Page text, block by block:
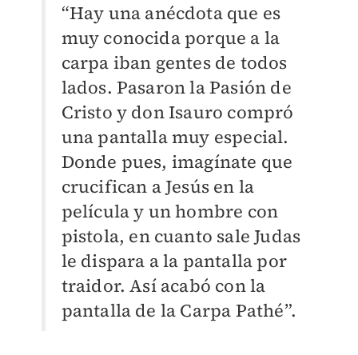
“Hay una anécdota que es
muy conocida porque a la
carpa iban gentes de todos
lados. Pasaron la Pasión de
Cristo y don Isauro compró
una pantalla muy especial.
Donde pues, imagínate que
crucifican a Jesús en la
película y un hombre con
pistola, en cuanto sale Judas
le dispara a la pantalla por
traidor. Así acabó con la
pantalla de la Carpa Pathé”.